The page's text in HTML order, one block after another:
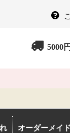
5000
オーダーメイ